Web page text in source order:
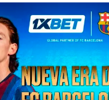
lo más alto de la Zona A.
fin a su mala racha
llevó la victoria por 1-0
al duelo contra Vélez en
ya que el equipo